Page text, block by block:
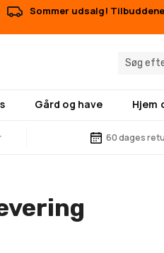
Sommer udsalg!
Gård og have Hjem
60 dages